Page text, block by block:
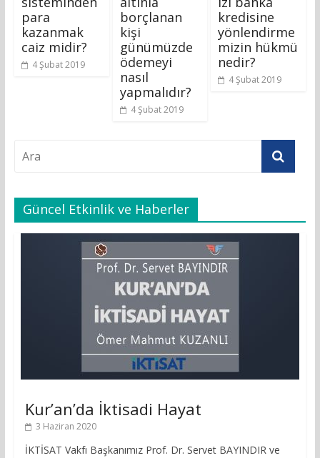
para
kazanmak
caiz midir?
4 Şubat 2019
borçlanan
kişi
günümüzde
ödemeyi
nasıl
yapmalıdır?
4 Şubat 2019
kredisine
yönlendirme
mizin hükmü
nedir?
4 Şubat 2019
Güncel Etkinlik ve Haberler
Kur’an’da İktisadi Hayat
3 Haziran 2020
İKTİSAT Vakfı Başkanımız Prof. Dr. Servet BAYINDIR ve